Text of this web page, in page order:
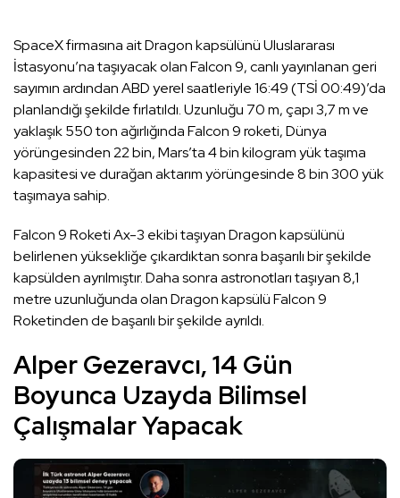
SpaceX firmasına ait Dragon kapsülünü Uluslararası
İstasyonu’na taşıyacak olan Falcon 9, canlı yayınlanan geri
sayımın ardından ABD yerel saatleriyle 16:49 (TSİ 00:49)’da
planlandığı şekilde fırlatıldı. Uzunluğu 70 m, çapı 3,7 m ve
yaklaşık 550 ton ağırlığında Falcon 9 roketi, Dünya
yörüngesinden 22 bin, Mars’ta 4 bin kilogram yük taşıma
kapasitesi ve durağan aktarım yörüngesinde 8 bin 300 yük
taşımaya sahip.
Falcon 9 Roketi Ax-3 ekibi taşıyan Dragon kapsülünü
belirlenen yüksekliğe çıkardıktan sonra başarılı bir şekilde
kapsülden ayrılmıştır. Daha sonra astronotları taşıyan 8,1
metre uzunluğunda olan Dragon kapsülü Falcon 9
Roketinden de başarılı bir şekilde ayrıldı.
Alper Gezeravcı, 14 Gün
Boyunca Uzayda Bilimsel
Çalışmalar Yapacak